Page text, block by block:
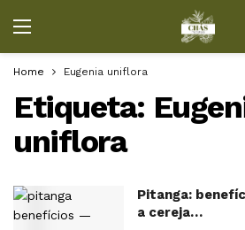
Home Eugenia uniflora
Etiqueta:
uniflora
Pitanga:
a cereja…